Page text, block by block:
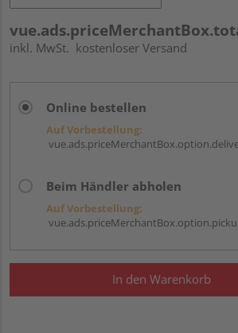
inkl. MwSt. kostenloser Versand
Online bestellen
Auf Vorbestellung:
Beim Händler abholen
Auf Vorbestellung:
In den Warenkorb